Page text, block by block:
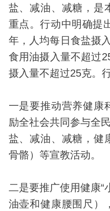
盐、减油、减糖，是
重点。行动中明确提
年，人均每日食盐摄
食用油摄入量不超过
摄入量不超过25克。
一是要推动营养健康
励全社会共同参与全
盐、减油、减糖，健
骨骼）等宣教活动。
二是要推广使用健康“
油壶和健康腰围尺）